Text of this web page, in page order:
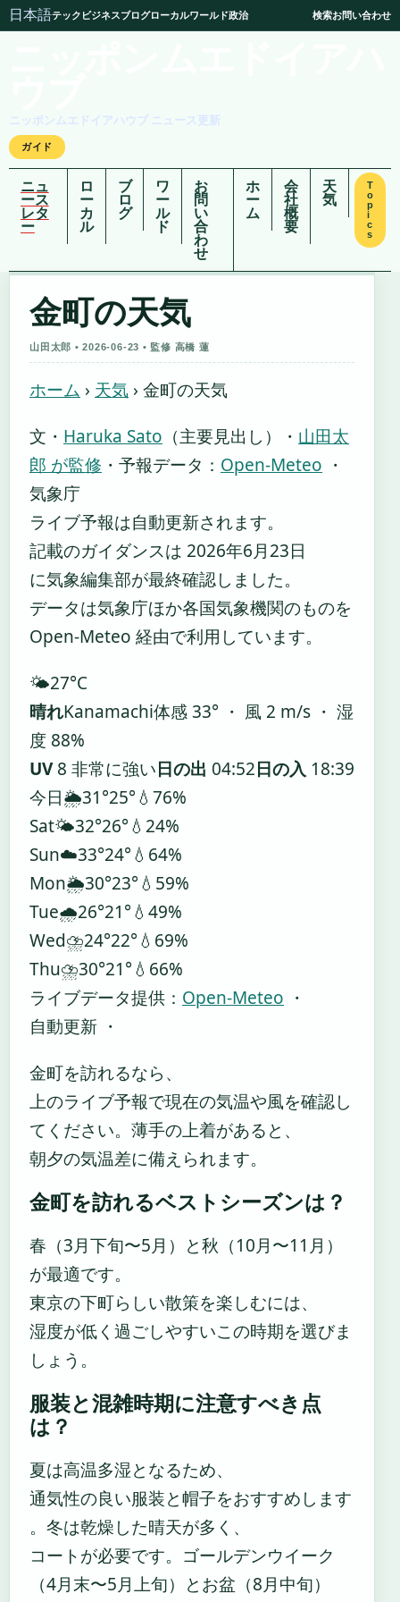
日本語テック ビジネスブログローカルワールド政治 検索お問い合わせ
ニッポンムエドイアハウブ ニュース更新
ガイド
ニュ
ース
レタ
ー
ロ
ー
カ
ル
ブ
ロ
グ
ワ
ー
ル
ド
お
問
い
合
わ
せ
ホ
ー
ム
会
社
概
要
天
気
T
o
p
i
c
s
金町の天気
山田太郎 • 2026-06-23 • 監修 高橋 蓮
ホーム › 天気 › 金町の天気
文・ Haruka Sato （主要見出し） ・ 山田太
郎 が監修 ・ 予報データ： Open-Meteo ・
気象庁
ライブ予報は自動更新されます。
記載のガイダンスは 2026年6月23日
に気象編集部が最終確認しました。
データは気象庁ほか各国気象機関のものを
Open-Meteo 経由で利用しています。
🌤️27°C
晴れKanamachi体感 33° ・ 風 2 m/s ・ 湿
度 88%
UV8 非常に強い日の出 04:52日の入 18:39
今日🌦️31°25°💧76%
Sat🌤️32°26°💧24%
Sun☁️33°24°💧64%
Mon🌦️30°23°💧59%
Tue🌧️26°21°💧49%
Wed⛈️24°22°💧69%
Thu⛈️30°21°💧66%
ライブデータ提供： Open-Meteo ・
自動更新 ・
金町を訪れるなら、
上のライブ予報で現在の気温や風を確認し
てください。薄手の上着があると、
朝夕の気温差に備えられます。
金町を訪れるベストシーズンは？
春（3月下旬〜5月）と秋（10月〜11月）
が最適です。
東京の下町らしい散策を楽しむには、
湿度が低く過ごしやすいこの時期を選びま
しょう。
服装と混雑時期に注意すべき点
は？
夏は高温多湿となるため、
通気性の良い服装と帽子をおすすめします
。冬は乾燥した晴天が多く、
コートが必要です。ゴールデンウイーク
（4月末〜5月上旬）とお盆（8月中旬）